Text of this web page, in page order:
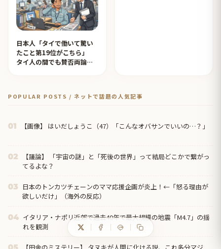
日本人「タイで働いて驚い
たこと第19位がこちら」
タイ人の間でも賛否両論
POPULAR POSTS / ネットで話題の人気記事
01 【画像】 はいだしょうこ（47）「こんなオバサンでいいの…？」
02
【議論】 「宇宙の謎」と「死後の世界」って結局どこかで繋がっ
てるよな？
03
日本のトンカツチェーンのママ応援企画が炎上！←「怒る理由が
欲しいだけ」（海外の反応）
04 イタリア・ナポリ近郊で過去40年で最大規模の地震「M4.7」の揺
れを観測